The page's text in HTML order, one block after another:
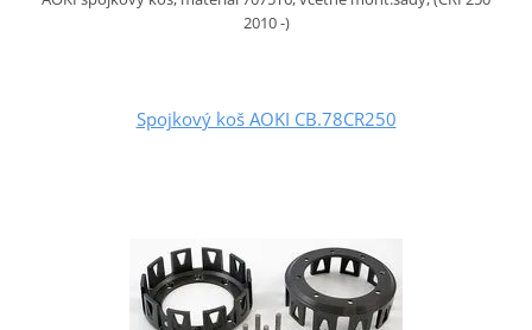
2010 -)
Spojkový koš AOKI CB.78CR250